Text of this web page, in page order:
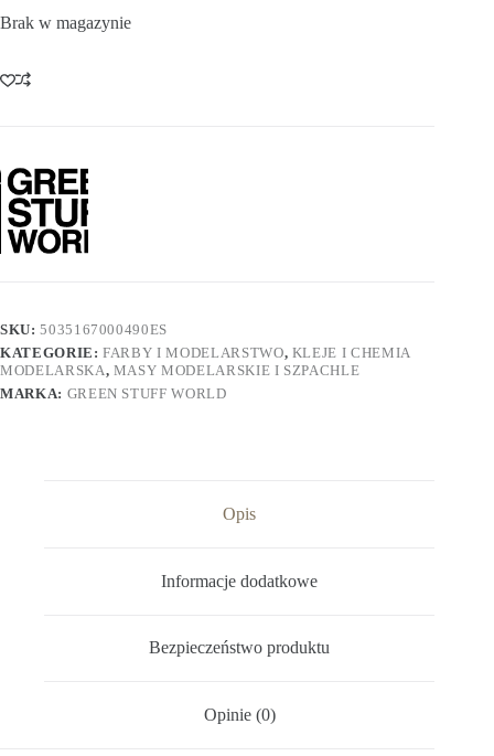
Brak w magazynie
SKU:5035167000490ES
KATEGORIE:FARBY I MODELARSTWO, KLEJE I CHEMIA
MODELARSKA, MASY MODELARSKIE I SZPACHLE
MARKA: GREEN STUFF WORLD
Opis
Informacje dodatkowe
Bezpieczeństwo produktu
Opinie (0)